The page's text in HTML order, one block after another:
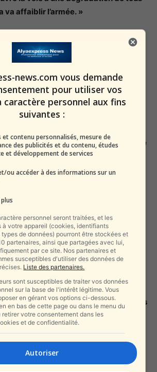
va affaiblir l’armée. »
en Israël
pris une tournure politique :
la gauche israélienneont accusé
un nationalisme extrême »
l’étoile de David »
qu’Israël« doit s’adapter à la réalité
pour se défendre efficacement »
de communication
déclin moral ?
cette initiative met en lumière un
en Israël:
une communication plus
plan psychologique ?
il d’éroder ses valeurs démocratiques
de Yossef Haddad et des T-shirts
news.com vous demande
pour utiliser vos
caractère personnel aux fins
suivantes :
et contenu personnalisés, mesure de
des publicités et du contenu, études
et développement de services
ou accéder à des informations sur un
personnel seront traitées, et les
à votre appareil (cookies, identifiants
de données) pourront être stockées et
partenaires, ainsi que partagées avec lui,
par ce site. Nos partenaires et
susceptibles d'utiliser des données de
Liste des partenaires.
sont susceptibles de traiter vos données
sur la base de l'intérêt légitime. Vous
en gérant vos options ci-dessous.
en bas de cette page ou dans le menu du
retirer votre consentement dans les
et de confidentialité.
Autoriser